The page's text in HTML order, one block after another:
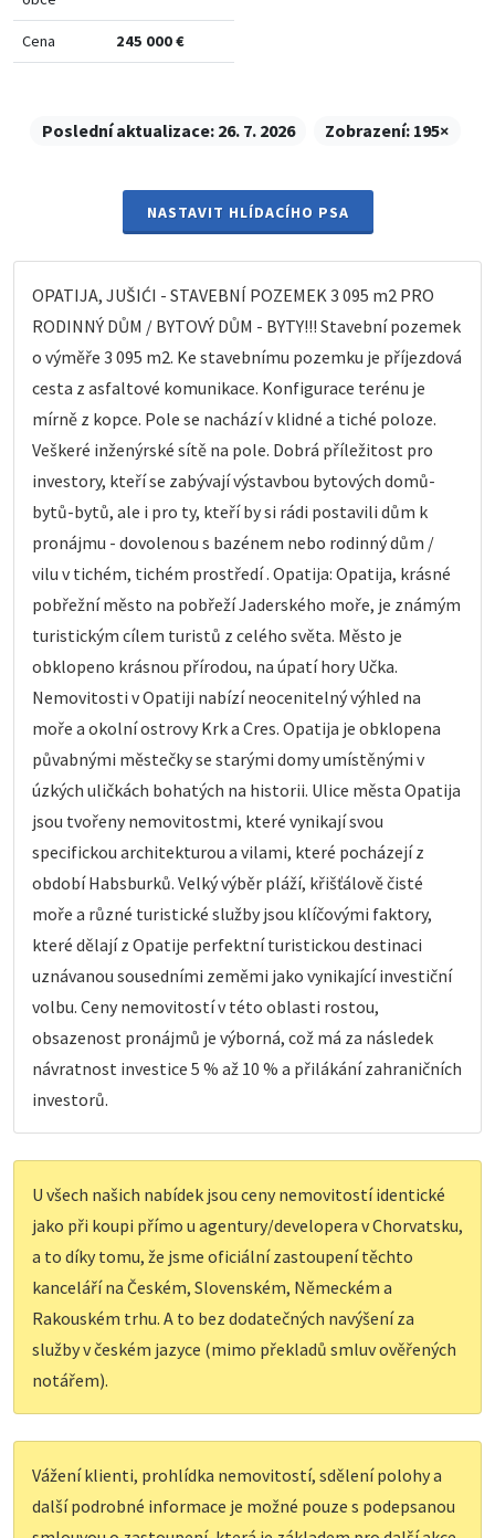
Cena 245 000 €
Poslední aktualizace: 26. 7. 2026 Zobrazení: 195×
NASTAVIT HLÍDACÍHO PSA
OPATIJA, JUŠIĆI - STAVEBNÍ POZEMEK 3 095 m2 PRO
RODINNÝ DŮM / BYTOVÝ DŮM - BYTY!!! Stavební pozemek
o výměře 3 095 m2. Ke stavebnímu pozemku je příjezdová
cesta z asfaltové komunikace. Konfigurace terénu je
mírně z kopce. Pole se nachází v klidné a tiché poloze.
Veškeré inženýrské sítě na pole. Dobrá příležitost pro
investory, kteří se zabývají výstavbou bytových domů-
bytů-bytů, ale i pro ty, kteří by si rádi postavili dům k
pronájmu - dovolenou s bazénem nebo rodinný dům /
vilu v tichém, tichém prostředí . Opatija: Opatija, krásné
pobřežní město na pobřeží Jaderského moře, je známým
turistickým cílem turistů z celého světa. Město je
obklopeno krásnou přírodou, na úpatí hory Učka.
Nemovitosti v Opatiji nabízí neocenitelný výhled na
moře a okolní ostrovy Krk a Cres. Opatija je obklopena
půvabnými městečky se starými domy umístěnými v
úzkých uličkách bohatých na historii. Ulice města Opatija
jsou tvořeny nemovitostmi, které vynikají svou
specifickou architekturou a vilami, které pocházejí z
období Habsburků. Velký výběr pláží, křišťálově čisté
moře a různé turistické služby jsou klíčovými faktory,
které dělají z Opatije perfektní turistickou destinaci
uznávanou sousedními zeměmi jako vynikající investiční
volbu. Ceny nemovitostí v této oblasti rostou,
obsazenost pronájmů je výborná, což má za následek
návratnost investice 5 % až 10 % a přilákání zahraničních
investorů.
U všech našich nabídek jsou ceny nemovitostí identické
jako při koupi přímo u agentury/developera v Chorvatsku,
a to díky tomu, že jsme oficiální zastoupení těchto
kanceláří na Českém, Slovenském, Německém a
Rakouském trhu. A to bez dodatečných navýšení za
služby v českém jazyce (mimo překladů smluv ověřených
notářem).
Vážení klienti, prohlídka nemovitostí, sdělení polohy a
další podrobné informace je možné pouze s podepsanou